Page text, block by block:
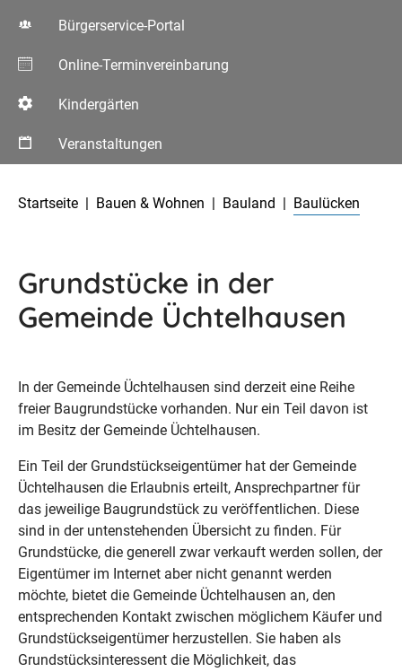
Bürgerservice-Portal
Online-Terminvereinbarung
Kindergärten
Veranstaltungen
Startseite
Bauen & Wohnen Bauland Baulücken
Grundstücke in der
Gemeinde Üchtelhausen
In der Gemeinde Üchtelhausen sind derzeit eine Reihe
freier Baugrundstücke vorhanden. Nur ein Teil davon ist
im Besitz der Gemeinde Üchtelhausen.
Ein Teil der Grundstückseigentümer hat der Gemeinde
Üchtelhausen die Erlaubnis erteilt, Ansprechpartner für
das jeweilige Baugrundstück zu veröffentlichen. Diese
sind in der untenstehenden Übersicht zu finden. Für
Grundstücke, die generell zwar verkauft werden sollen, der
Eigentümer im Internet aber nicht genannt werden
möchte, bietet die Gemeinde Üchtelhausen an, den
entsprechenden Kontakt zwischen möglichem Käufer und
Grundstückseigentümer herzustellen. Sie haben als
Grundstücksinteressent die Möglichkeit, das